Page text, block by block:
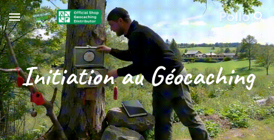
Skip to main content Skip to navigation
Initiation au Géocaching